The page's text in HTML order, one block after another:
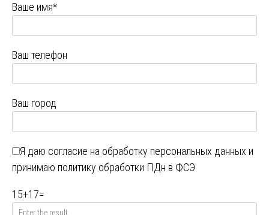
Ваше имя*
Ваш телефон
Ваш город
Я даю согласие на обработку персональных данных и
принимаю политику обработки ПДн в ФСЭ
15+17=